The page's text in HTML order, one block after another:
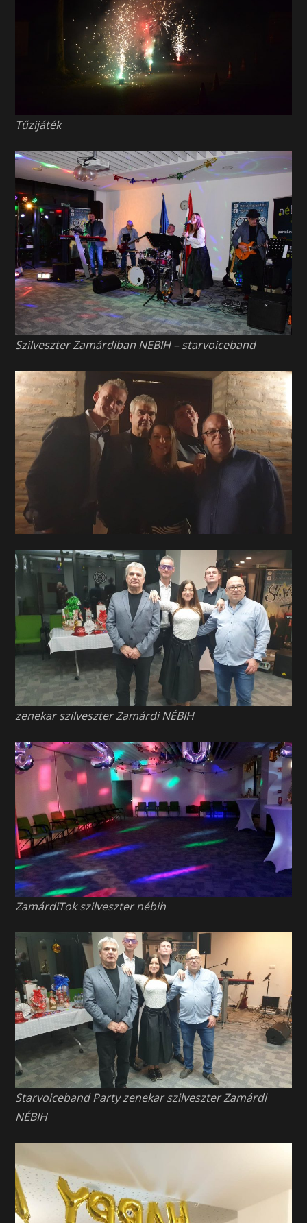
Tűzijáték
Szilveszter Zamárdiban NEBIH – starvoiceband
zenekar szilveszter Zamárdi NÉBIH
ZamárdiTok szilveszter nébih
Starvoiceband Party zenekar szilveszter Zamárdi
NÉBIH